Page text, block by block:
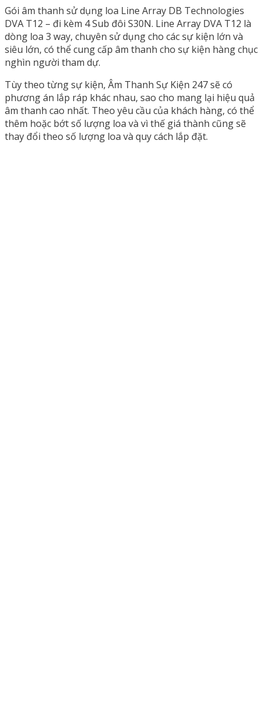
Gói âm thanh sử dụng loa Line Array DB Technologies
DVA T12 – đi kèm 4 Sub đôi S30N. Line Array DVA T12 là
dòng loa 3 way, chuyên sử dụng cho các sự kiện lớn và
siêu lớn, có thể cung cấp âm thanh cho sự kiện hàng chục
nghìn người tham dự.
Tùy theo từng sự kiện, Âm Thanh Sự Kiện 247 sẽ có
phương án lắp ráp khác nhau, sao cho mang lại hiệu quả
âm thanh cao nhất. Theo yêu cầu của khách hàng, có thể
thêm hoặc bớt số lượng loa và vì thế giá thành cũng sẽ
thay đổi theo số lượng loa và quy cách lắp đặt.